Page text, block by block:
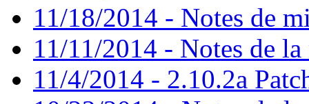
11/18/2014 - Notes de
11/11/2014 - Notes de
11/4/2014 - 2.10.2a